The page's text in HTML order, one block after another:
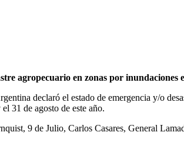
agropecuario en zonas por inundaciones
declaró el estado de emergencia y/o
31 de agosto de este año.
9 de Julio, Carlos Casares, General